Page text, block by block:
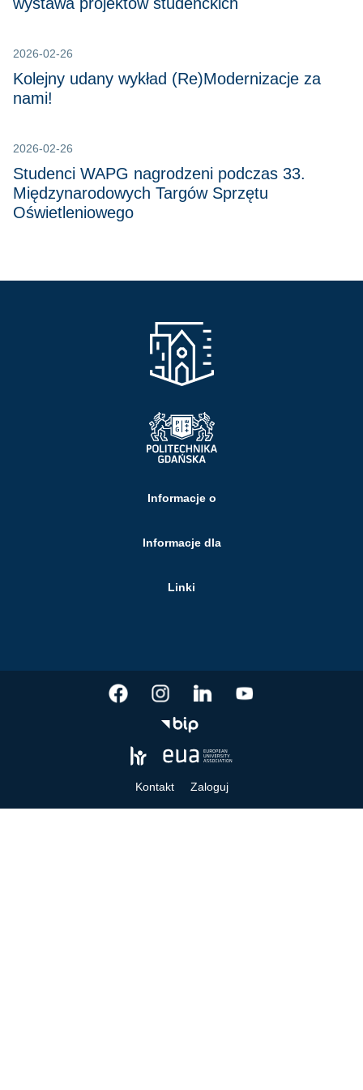
2026-02-26
Kolejny udany wykład (Re)Modernizacje za
nami!
2026-02-26
Studenci WAPG nagrodzeni podczas 33.
Międzynarodowych Targów Sprzętu
Oświetleniowego
Informacje o
Informacje dla
Linki
Kontakt Zaloguj